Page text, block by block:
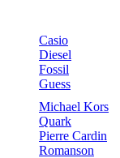
Casio
Diesel
Fossil
Guess
Michael Kors
Quark
Pierre Cardin
Romanson